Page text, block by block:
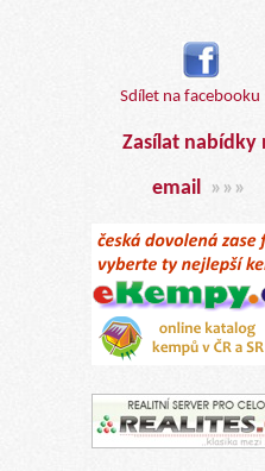
Sdílet na facebooku
Zasílat nabídky
email »»»